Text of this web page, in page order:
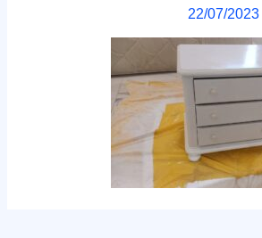
22/07/2023